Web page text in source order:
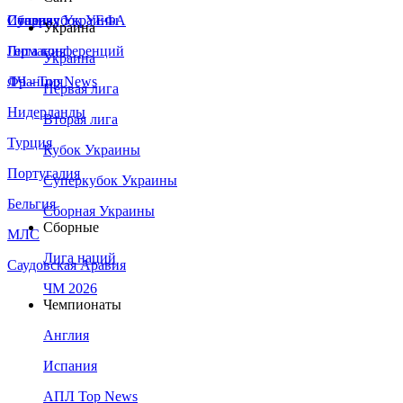
Сборная Украины
Италия
Германия
Франция
Нидерланды
Турция
Португалия
Бельгия
МЛС
Саудовская Аравия
Суперкубок УЕФА
Лига конференций
ЛЧ - Top News
Украина
Украина
Первая лига
Вторая лига
Кубок Украины
Суперкубок Украины
Сборная Украины
Сборные
Лига наций
ЧМ 2026
Чемпионаты
Англия
Испания
АПЛ Top News